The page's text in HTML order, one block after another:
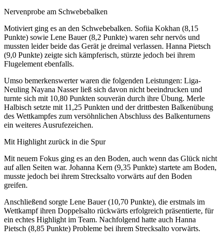
Nervenprobe am Schwebebalken
Motiviert ging es an den Schwebebalken. Sofiia Kokhan (8,15
Punkte) sowie Lene Bauer (8,2 Punkte) waren sehr nervös und
mussten leider beide das Gerät je dreimal verlassen. Hanna Pietsch
(9,0 Punkte) zeigte sich kämpferisch, stürzte jedoch bei ihrem
Flugelement ebenfalls.
Umso bemerkenswerter waren die folgenden Leistungen: Liga-
Neuling Nayana Nasser ließ sich davon nicht beeindrucken und
turnte sich mit 10,80 Punkten souverän durch ihre Übung. Merle
Halbisch setzte mit 11,25 Punkten und der drittbesten Balkenübung
des Wettkampfes zum versöhnlichen Abschluss des Balkenturnens
ein weiteres Ausrufezeichen.
Mit Highlight zurück in die Spur
Mit neuem Fokus ging es an den Boden, auch wenn das Glück nicht
auf allen Seiten war. Johanna Kern (9,35 Punkte) startete am Boden,
musste jedoch bei ihrem Strecksalto vorwärts auf den Boden
greifen.
Anschließend sorgte Lene Bauer (10,70 Punkte), die erstmals im
Wettkampf ihren Doppelsalto rückwärts erfolgreich präsentierte, für
ein echtes Highlight im Team. Nachfolgend hatte auch Hanna
Pietsch (8,85 Punkte) Probleme bei ihrem Strecksalto vorwärts.